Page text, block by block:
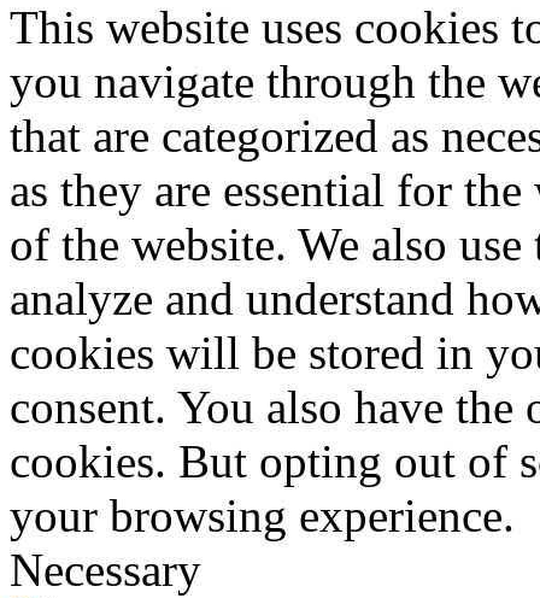
This website uses cookies
you navigate through the
that are categorized as
as they are essential for
of the website. We also
analyze and understand
cookies will be stored in
consent. You also have
cookies. But opting out of
your browsing experience.
Necessary